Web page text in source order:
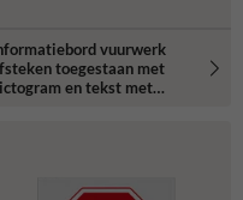
vuurwerk
toegestaan met
en tekst met